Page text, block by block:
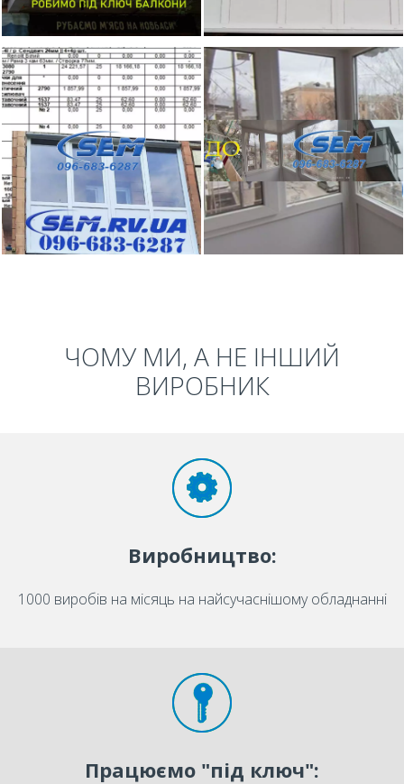
ЧОМУ МИ, А НЕ ІНШИЙ
ВИРОБНИК
Виробництво:
1000 виробів на місяць на найсучаснішому обладнанні
Працюємо "під ключ":